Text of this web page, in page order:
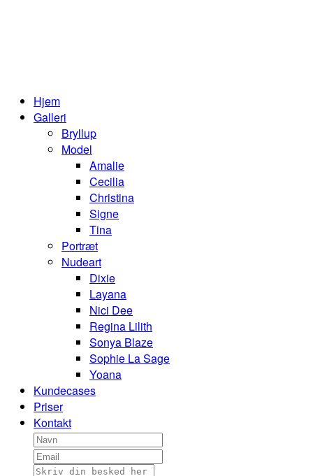
Hjem
Galleri
Bryllup
Model
Amalie
Cecilia
Christina
Signe
Tina
Portræt
Nudeart
Dixie
Layana
Nici Dee
Regina Lilith
Sonya Blaze
Sophie La Sage
Yoana
Kundecases
Priser
Kontakt